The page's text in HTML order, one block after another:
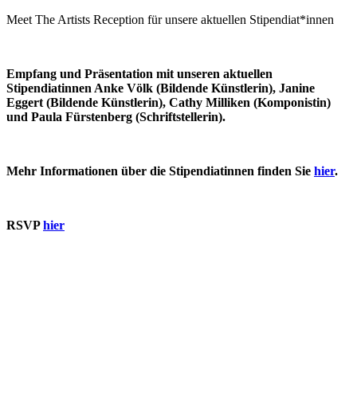
Meet The Artists Reception für unsere aktuellen Stipendiat*innen
Empfang und Präsentation mit unseren aktuellen
Stipendiatinnen Anke Völk (Bildende Künstlerin), Janine
Eggert (Bildende Künstlerin), Cathy Milliken (Komponistin)
und Paula Fürstenberg (Schriftstellerin).
Mehr Informationen über die Stipendiatinnen finden Sie hier.
RSVPhier